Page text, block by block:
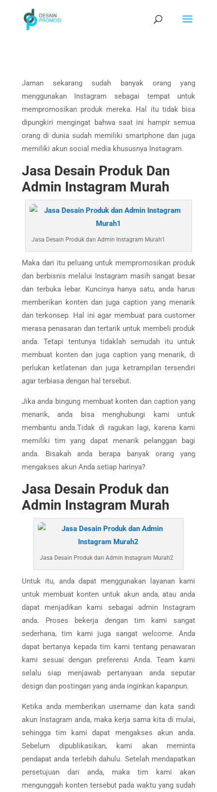
Jaman sekarang sudah banyak orang yang
menggunakan Instagram sebagai tempat untuk
mempromosikan produk mereka. Hal itu tidak bisa
dipungkiri mengingat bahwa saat ini hampir semua
orang di dunia sudah memiliki smartphone dan juga
memiliki akun social media khususnya Instagram.
Jasa Desain Produk Dan
Admin Instagram Murah
Jasa Desain Produk dan Admin Instagram Murah1
Maka dari itu peluang untuk mempromosikan produk
dan berbisnis melalui Instagram masih sangat besar
dan terbuka lebar. Kuncinya hanya satu, anda harus
memberikan konten dan juga caption yang menarik
dan terkonsep. Hal ini agar membuat para customer
merasa penasaran dan tertarik untuk membeli produk
anda. Tetapi tentunya tidaklah semudah itu untuk
membuat konten dan juga caption yang menarik, di
perlukan ketlatenan dan juga ketrampilan tersendiri
agar terbiasa dengan hal tersebut.
Jika anda bingung membuat konten dan caption yang
menarik, anda bisa menghubungi kami untuk
membantu anda.Tidak di ragukan lagi, karena kami
memiliki tim yang dapat menarik pelanggan bagi
anda. Bisakah anda berapa banyak orang yang
mengakses akun Anda setiap harinya?
Jasa Desain Produk dan
Admin Instagram Murah
Jasa Desain Produk dan Admin Instagram Murah2
Untuk itu, anda dapat menggunakan layanan kami
untuk membuat konten untuk akun anda, atau anda
dapat menjadikan kami sebagai admin Instagram
anda. Proses bekerja dengan tim kami sangat
sederhana, tim kami juga sangat welcome. Anda
dapat bertanya kepada tim kami tentang penawaran
kami sesuai dengan preferensi Anda. Team kami
selalu siap menjawab pertanyaan anda seputar
design dan postingan yang anda inginkan kapanpun.
Ketika anda memberikan username dan kata sandi
akun Instagram anda, maka kerja sama kita di mulai,
sehingga tim kami dapat mengakses akun anda.
Sebelum dipublikasikan, kami akan meminta
pendapat anda terlebih dahulu. Setelah mendapatkan
persetujuan dari anda, maka tim kami akan
mengunggah konten tersebut pada waktu yang sudah